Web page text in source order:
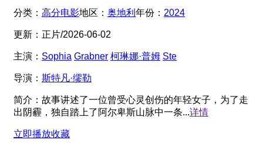
分类： 高分电影地区： 奥地利 年份： 2024
更新： 正片/2026-06-02
主演： Sophia Grabner 柯琳娜·普姆 Ste
导演： 斯特凡·缪勒
简介： 故事讲述了一位曾受心灵创伤的年轻女子，为了走
出阴霾，独自踏上了阿尔卑斯山脉中一条...详情
立即播放收藏